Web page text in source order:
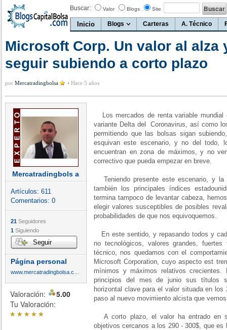
Buscar: Valor Blogs Site
Inicio Blogs Carteras A. Técnico
Microsoft Corp. Un valor al alza
seguir subiendo a corto plazo
por Mercatradingbolsa • Hace 5 años
Mercatradingbols a
Artículos: 611
Comentarios: 0
21 Seguidores
1 Siguiendo
Seguir
Página personal
Valoración:
5.00
Tu Valoración:
*****
Los mercados de renta variable
variante Delta del Coronavirus, así como
permitiendo que las bolsas sigan
esquivan este escenario, y no del todo,
encuentran en zona de máximos, y no
correctivo que pueda empezar en breve.
Teniendo presente este escenario, y la
también los principales índices
termina tampoco de levantar cabeza,
elegir valores susceptibles de posibles
probabilidades de que nos equivoquemos.
En este sentido, y repasando todos y
no tecnológicos, valores grandes,
técnico, nos quedamos con el
Microsoft Corporation, cuyo aspecto est
mínimos y máximos relativos crecientes.
principios del mes de junio sus títulos
horizontal clave para el valor situada en
paso al nuevo movimiento alcista que
A corto plazo, el valor ha entrado en
objetivos cercanos a los 290 - 300$, que